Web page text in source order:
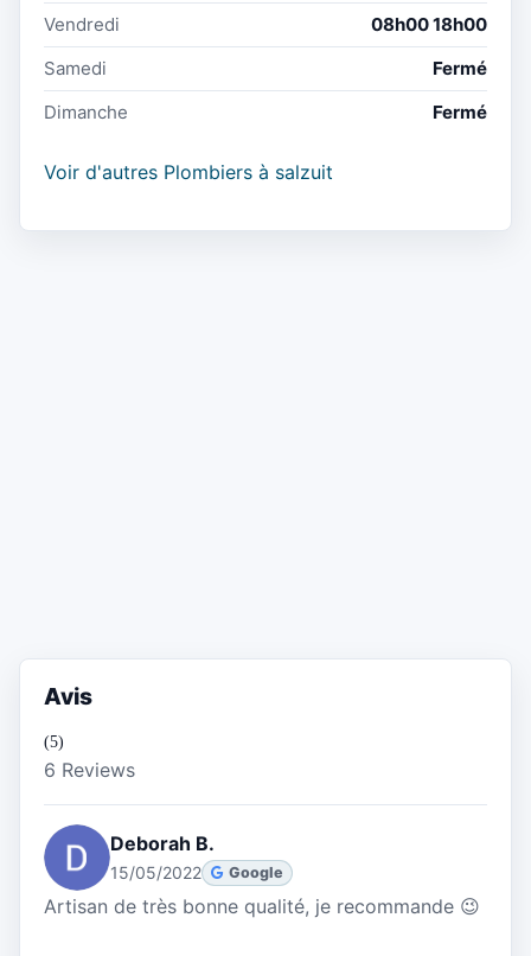
Vendredi
08h00 18h00
Samedi
Fermé
Dimanche
Fermé
Voir d'autres Plombiers à salzuit
Avis
(5)
6 Reviews
Deborah B.
15/05/2022 Google
Artisan de très bonne qualité, je recommande 😉